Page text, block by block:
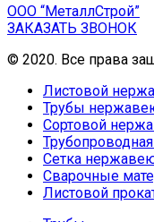
ООО “МеталлСтрой”
ЗАКАЗАТЬ ЗВОНОК
© 2020. Все права
Листовой
Трубы
Сортовой
Сетка
Сварочные
Листовой